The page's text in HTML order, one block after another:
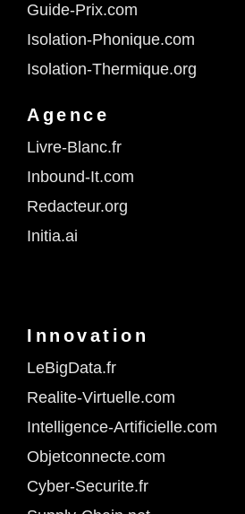
Guide-Prix.com
Isolation-Phonique.com
Isolation-Thermique.org
Agence
Livre-Blanc.fr
Inbound-It.com
Redacteur.org
Initia.ai
Innovation
LeBigData.fr
Realite-Virtuelle.com
Intelligence-Artificielle.com
Objetconnecte.com
Cyber-Securite.fr